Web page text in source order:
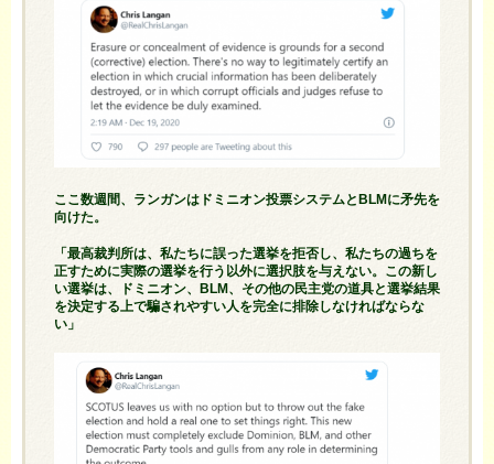
ここ数週間、ランガンはドミニオン投票システムとBLMに矛先を
向けた。
「最高裁判所は、私たちに誤った選挙を拒否し、私たちの過ちを
正すために実際の選挙を行う以外に選択肢を与えない。この新し
い選挙は、ドミニオン、BLM、その他の民主党の道具と選挙結果
を決定する上で騙されやすい人を完全に排除しなければならな
い」